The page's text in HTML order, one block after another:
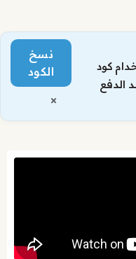
كود
الدفع
نسخ
الكود
×